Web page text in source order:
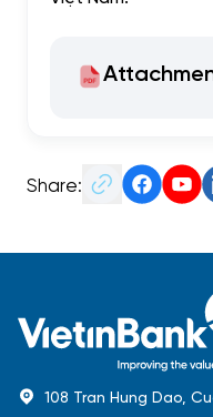
Share:
108 Tran Hung Dao,